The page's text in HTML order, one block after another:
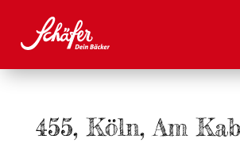
455, Köln, Am